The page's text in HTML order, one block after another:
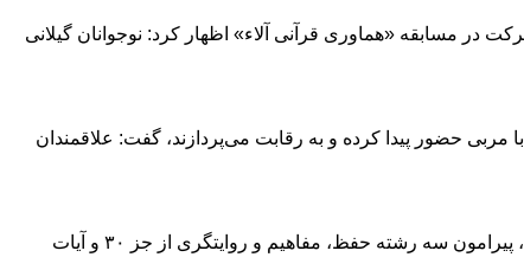
در مسابقه «هماوری قرآنی آلاء» اظهار کرد: نوجوانان گیلانی
شده و به صورت تیم‌های سه نفر همراه با مربی حضور پیدا کرده و به رقابت می‌پردازند، گفت: علاقمندان
مدیرکل تبلیغات اسلامی گیلان با اشاره به برگزاری ٢ مرحله‌ای این هماورد به صورت شهرستانی و استانی بیان کرد: محتوای کلی این مسابقه‌، پیرامون سه رشته حفظ، مفاهیم و روایتگری از جز ٣٠ و آیات